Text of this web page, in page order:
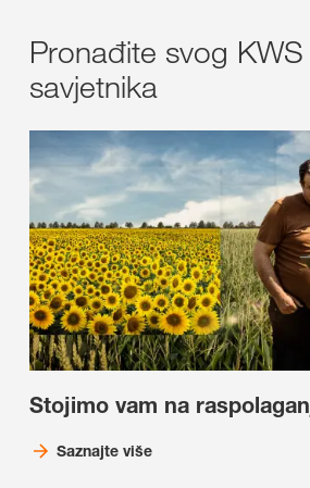
Pronađite svog
savjetnika
Stojimo vam na
Saznajte više